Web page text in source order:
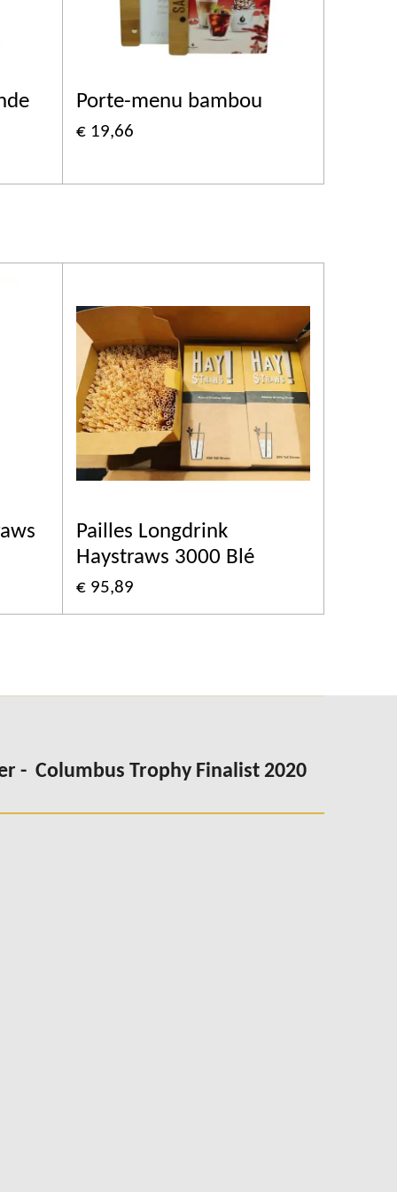
Porte-menu bambou
€ 19,66
Pailles Longdrink
Haystraws 3000 Blé
€ 95,89
- Columbus Trophy Finalist 2020